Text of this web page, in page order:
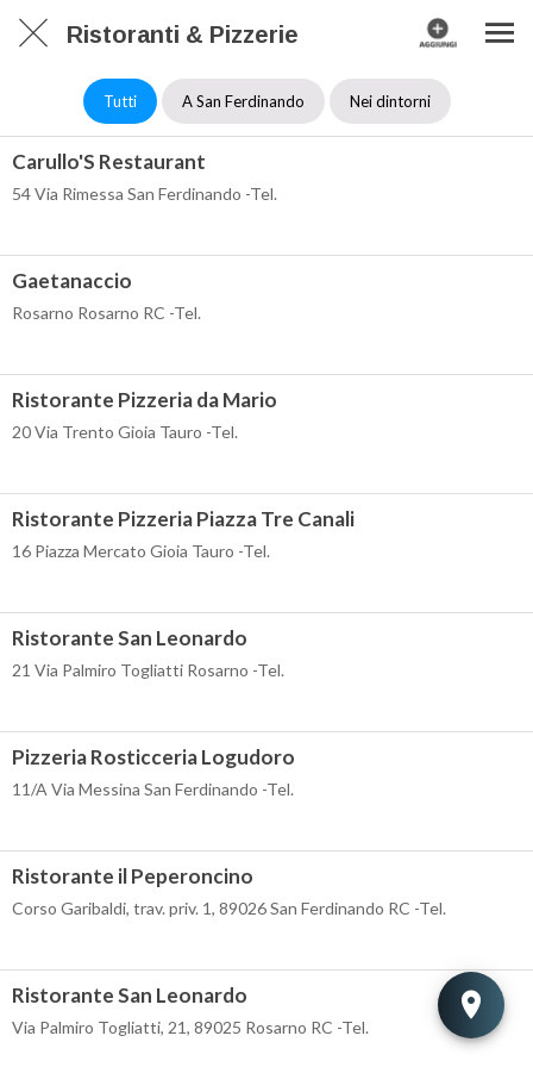
Ristoranti & Pizzerie
Tutti A San Ferdinando Nei dintorni
Carullo'S Restaurant
54 Via Rimessa San Ferdinando -Tel.
Gaetanaccio
Rosarno Rosarno RC -Tel.
Ristorante Pizzeria da Mario
20 Via Trento Gioia Tauro -Tel.
Ristorante Pizzeria Piazza Tre Canali
16 Piazza Mercato Gioia Tauro -Tel.
Ristorante San Leonardo
21 Via Palmiro Togliatti Rosarno -Tel.
Pizzeria Rosticceria Logudoro
11/A Via Messina San Ferdinando -Tel.
Ristorante il Peperoncino
Corso Garibaldi, trav. priv. 1, 89026 San Ferdinando RC -Tel.
Ristorante San Leonardo
Via Palmiro Togliatti, 21, 89025 Rosarno RC -Tel.